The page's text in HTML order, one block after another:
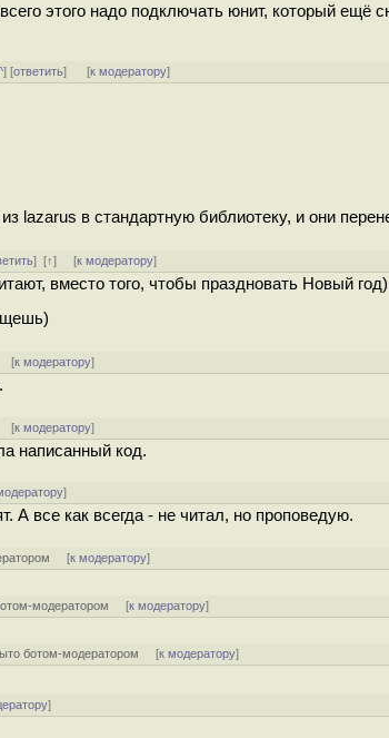
этого надо подключать юнит, который ещё
] [ответить] [к модератору]
lazarus в стандартную библиотеку, и они
][↑] [к модератору]
вместо того, чтобы праздновать Новый год)
[к модератору]
[к модератору]
написанный код.
]
А все как всегда - не читал, но проповедую.
[к модератору]
модератором [к модератору]
ботом-модератором [к модератору]
]